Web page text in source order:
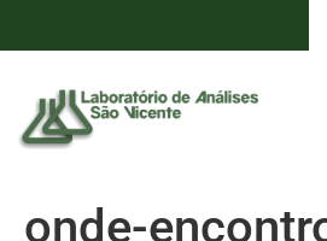
onde-